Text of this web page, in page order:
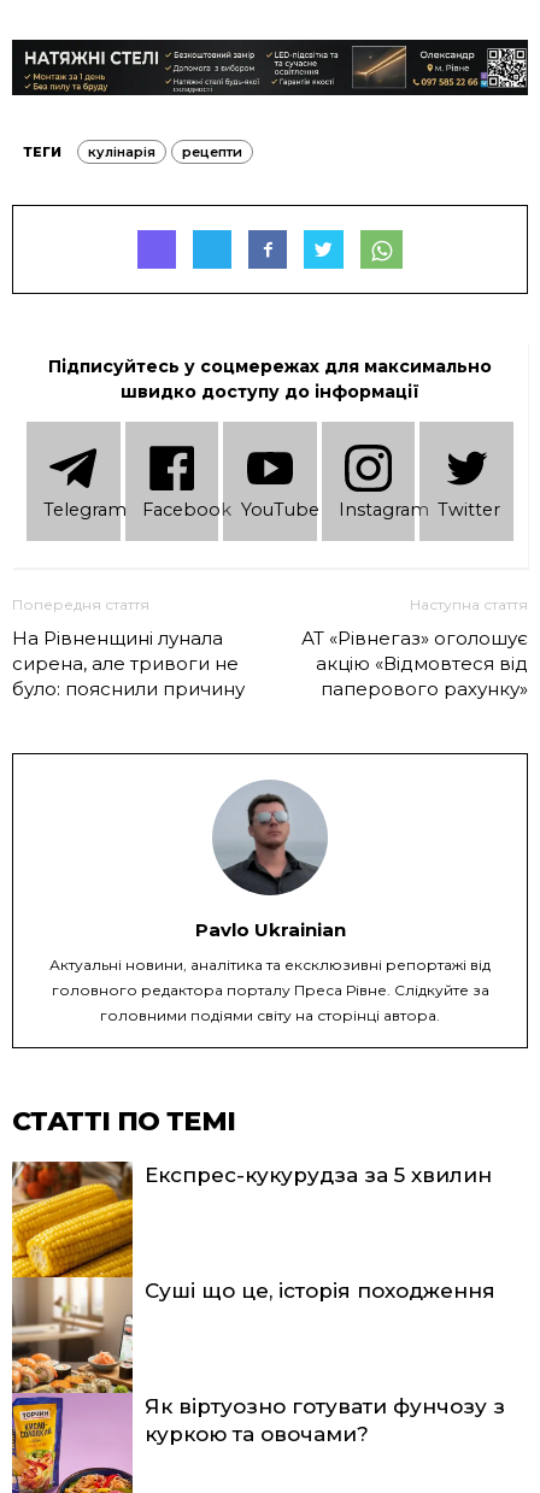
ТЕГИ кулінарія рецепти
Підписуйтесь у соцмережах для максимально
швидко доступу до інформації
Telеgram Facebook YouTube Instagram Twitter
Попередня стаття
На Рівненщині лунала
сирена, але тривоги не
було: пояснили причину
Наступна стаття
АТ «Рівнегаз» оголошує
акцію «Відмовтеся від
паперового рахунку»
Pavlo Ukrainian
Актуальні новини, аналітика та ексклюзивні репортажі від
головного редактора порталу Преса Рівне. Слідкуйте за
головними подіями світу на сторінці автора.
СТАТТІ ПО ТЕМІ
Експрес-кукурудза за 5 хвилин
Суші що це, історія походження
Як віртуозно готувати фунчозу з
куркою та овочами?